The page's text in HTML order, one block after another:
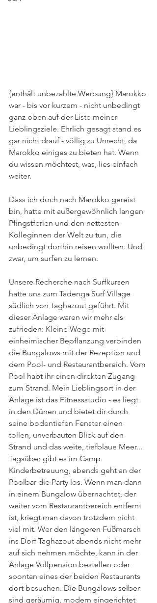
{enthält unbezahlte Werbung} Marokko
war - bis vor kurzem - nicht unbedingt
ganz oben auf der Liste meiner
Lieblingsziele. Ehrlich gesagt stand es
gar nicht drauf - völlig zu Unrecht, da
Marokko einiges zu bieten hat. Wenn
du wissen möchtest, was, lies einfach
weiter.
Dass ich doch nach Marokko gereist
bin, hatte mit außergewöhnlich langen
Pfingstferien und den nettesten
Kolleginnen der Welt zu tun, die
unbedingt dorthin reisen wollten. Und
zwar, um surfen zu lernen.
Unsere Recherche nach Surfkursen
hatte uns zum Tadenga Surf Village
südlich von Taghazout geführt. Mit
dieser Anlage waren wir mehr als
zufrieden: Kleine Wege mit
einheimischer Bepflanzung verbinden
die Bungalows mit der Rezeption und
dem Pool- und Restaurantbereich. Vom
Pool habt ihr einen direkten Zugang
zum Strand. Mein Lieblingsort in der
Anlage ist das Fitnessstudio - es liegt
in den Dünen und bietet dir durch
seine bodentiefen Fenster einen
tollen, unverbauten Blick auf den
Strand und das weite, tiefblaue Meer...
Tagsüber gibt es im Camp
Kinderbetreuung, abends geht an der
Poolbar die Party los. Wenn man dann
in einem Bungalow übernachtet, der
weiter vom Restaurantbereich entfernt
ist, kriegt man davon trotzdem nicht
viel mit. Wer den längeren Fußmarsch
ins Dorf Taghazout abends nicht mehr
auf sich nehmen möchte, kann in der
Anlage Vollpension bestellen oder
spontan eines der beiden Restaurants
dort besuchen. Die Bungalows selber
sind geräumig, modern eingerichtet